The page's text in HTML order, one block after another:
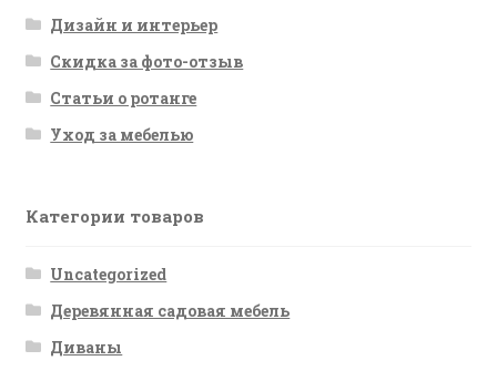
Дизайн и интерьер
Скидка за фото-отзыв
Статьи о ротанге
Уход за мебелью
Категории товаров
Uncategorized
Деревянная садовая мебель
Диваны